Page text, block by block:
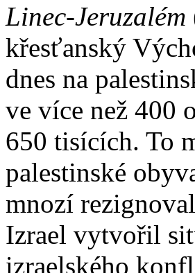
Linec-Jeruzalém
křesťanský
dnes na
ve více než 400
650 tisících. To
palestinské
mnozí
Izrael vytvořil
izraelského